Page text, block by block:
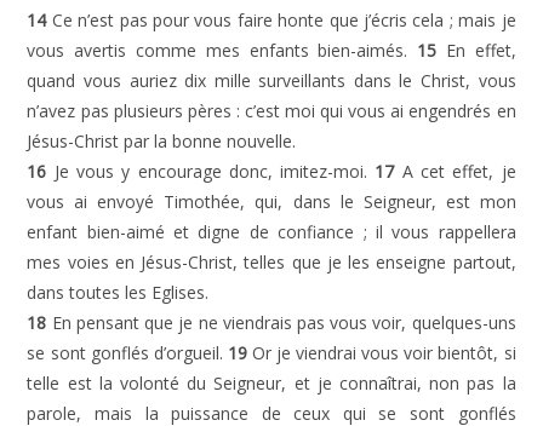
14Ce n’est pas pour vous faire honte que j’écris cela ; mais je
vous avertis comme mes enfants bien-aimés. 15 En effet,
quand vous auriez dix mille surveillants dans le Christ, vous
n’avez pas plusieurs pères : c’est moi qui vous ai engendrés en
Jésus-Christ par la bonne nouvelle.
16 Je vous y encourage donc, imitez-moi. 17A cet effet, je
vous ai envoyé Timothée, qui, dans le Seigneur, est mon
enfant bien-aimé et digne de confiance ; il vous rappellera
mes voies en Jésus-Christ, telles que je les enseigne partout,
dans toutes les Eglises.
18 En pensant que je ne viendrais pas vous voir, quelques-uns
se sont gonflés d’orgueil. 19Or je viendrai vous voir bientôt, si
telle est la volonté du Seigneur, et je connaîtrai, non pas la
parole, mais la puissance de ceux qui se sont gonflés